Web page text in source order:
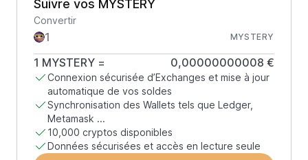
Suivre vos MYSTERY
Convertir
MYSTERY
1 MYSTERY = 0,00000000008 €
Connexion sécurisée d’Exchanges et mise à jour
automatique de vos soldes
Synchronisation des Wallets tels que Ledger,
Metamask ...
10,000 cryptos disponibles
Données sécurisées et accès en lecture seule